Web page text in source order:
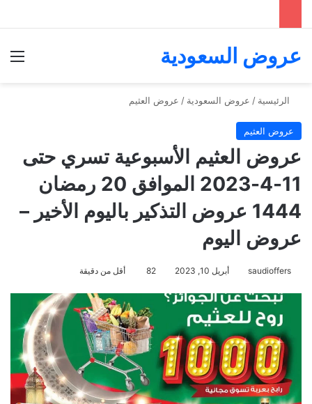
عروض السعودية
الرئيسية / عروض السعودية / عروض العثيم
عروض العثيم
عروض العثيم الأسبوعية تسري حتى
11-4-2023 الموافق 20 رمضان
1444 عروض التذكير باليوم الأخير –
عروض اليوم
saudioffers أبريل 10, 2023 82 أقل من دقيقة